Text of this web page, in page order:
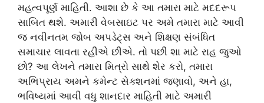
મહત્વપૂર્ણ માહિતી. આશા છે કે આ તમારા માટે મદદરૂપ
સાબિત થશે. અમારી વેબસાઇટ પર અમે તમારા માટે આવી
જ નવીનતમ જોબ અપડેટ્સ અને શિક્ષણ સંબંધિત
સમાચાર લાવતા રહીએ છીએ. તો પછી શા માટે રાહ જુઓ
છો? આ લેખને તમારા મિત્રો સાથે શેર કરો, તમારા
અભિપ્રાય અમને કમેન્ટ સેક્શનમાં જણાવો, અને હા,
ભવિષ્યમાં આવી વધુ શાનદાર માહિતી માટે અમારી